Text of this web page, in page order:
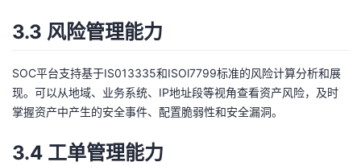
3.3 风险管理能力
SOC平台支持基于IS013335和ISOl7799标准的风险计算分析和展
现。可以从地域、业务系统、IP地址段等视角查看资产风险，及时
掌握资产中产生的安全事件、配置脆弱性和安全漏洞。
3.4 工单管理能力